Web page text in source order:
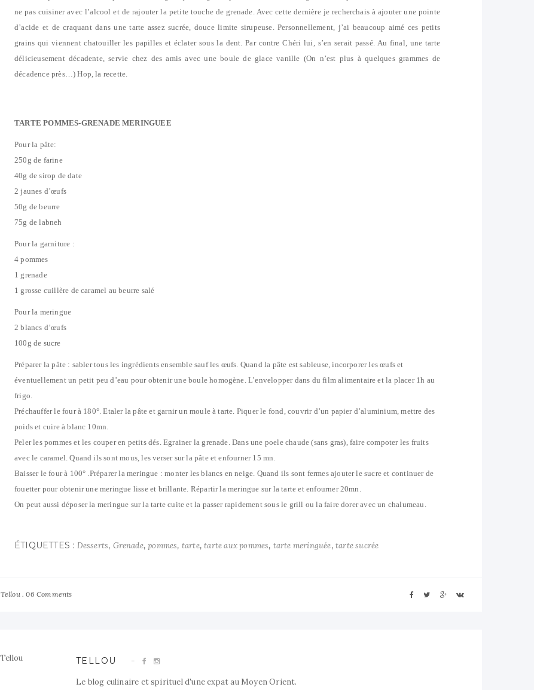
ne pas cuisiner avec l’alcool et de rajouter la petite touche de grenade. Avec cette dernière je recherchais à ajouter une pointe
d’acide et de craquant dans une tarte assez sucrée, douce limite sirupeuse. Personnellement, j’ai beaucoup aimé ces petits
grains qui viennent chatouiller les papilles et éclater sous la dent. Par contre Chéri lui, s’en serait passé. Au final, une tarte
délicieusement décadente, servie chez des amis avec une boule de glace vanille (On n’est plus à quelques grammes de
décadence près…) Hop, la recette.
TARTE POMMES-GRENADE MERINGUEE
Pour la pâte:
250g de farine
40g de sirop de date
2 jaunes d’œufs
50g de beurre
75g de labneh
Pour la garniture :
4 pommes
1 grenade
1 grosse cuillère de caramel au beurre salé
Pour la meringue
2 blancs d’œufs
100g de sucre
Préparer la pâte : sabler tous les ingrédients ensemble sauf les œufs. Quand la pâte est sableuse, incorporer les œufs et
éventuellement un petit peu d’eau pour obtenir une boule homogène. L’envelopper dans du film alimentaire et la placer 1h au
frigo.
Préchauffer le four à 180°. Etaler la pâte et garnir un moule à tarte. Piquer le fond, couvrir d’un papier d’aluminium, mettre des
poids et cuire à blanc 10mn.
Peler les pommes et les couper en petits dés. Egrainer la grenade. Dans une poele chaude (sans gras), faire compoter les fruits
avec le caramel. Quand ils sont mous, les verser sur la pâte et enfourner 15 mn.
Baisser le four à 100° .Préparer la meringue : monter les blancs en neige. Quand ils sont fermes ajouter le sucre et continuer de
fouetter pour obtenir une meringue lisse et brillante. Répartir la meringue sur la tarte et enfourner 20mn.
On peut aussi déposer la meringue sur la tarte cuite et la passer rapidement sous le grill ou la faire dorer avec un chalumeau.
ÉTIQUETTES : Desserts, Grenade,pommes, tarte,tarte aux pommes, tarte meringuée,tarte sucrée
Tellou 06 Comments
TELLOU
Le blog culinaire et spirituel d'une expat au Moyen Orient.